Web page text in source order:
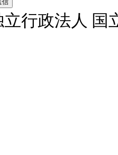
立行政法人 国